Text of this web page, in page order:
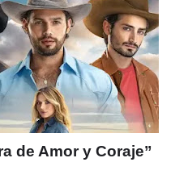
de Amor y Coraje”